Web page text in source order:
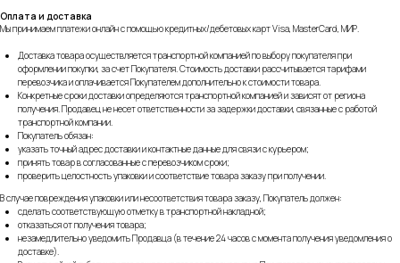
Оплата и доставка
Мы принимаем платежи онлайн с помощью кредитных/дебетовых карт Visa, MasterCard, МИР.
Доставка товара осуществляется транспортной компанией по выбору покупателя при
оформлении покупки, за счет Покупателя. Стоимость доставки рассчитывается тарифами
перевозчика и оплачивается Покупателем дополнительно к стоимости товара.
Конкретные сроки доставки определяются транспортной компанией и зависят от региона
получения. Продавец не несет ответственности за задержки доставки, связанные с работой
транспортной компании.
Покупатель обязан:
указать точный адрес доставки и контактные данные для связи с курьером;
принять товар в согласованные с перевозчиком сроки;
проверить целостность упаковки и соответствие товара заказу при получении.
В случае повреждения упаковки или несоответствия товара заказу, Покупатель должен:
сделать соответствующую отметку в транспортной накладной;
отказаться от получения товара;
незамедлительно уведомить Продавца (в течение 24 часов с момента получения уведомления о
доставке).